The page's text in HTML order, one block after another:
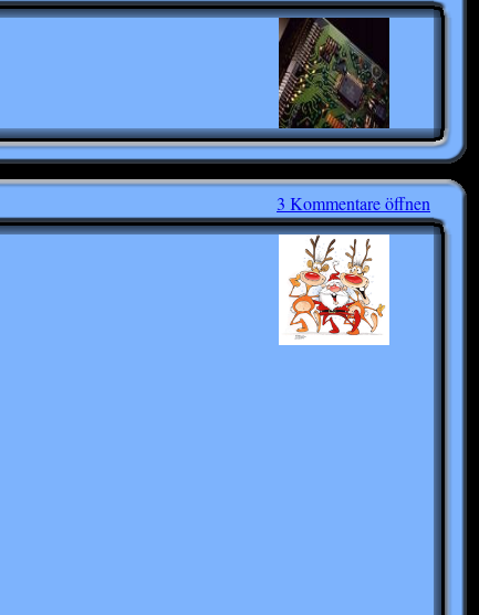
3 Kommentare öffnen